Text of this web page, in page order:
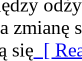
się [